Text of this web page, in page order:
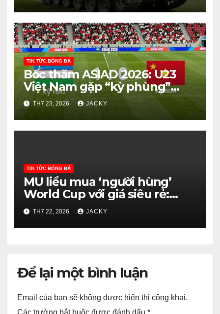
TIN TỨC BÓNG ĐÁ
Bốc thăm ASIAD 2026: U23
Việt Nam gặp “kỳ phùng”
Uzbekistan – Cơ hội vàng cho
tấm huy chương?
TH7 23, 2026 JACKY
TIN TỨC BÓNG ĐÁ
MU liều mua ‘người hùng’
World Cup với giá siêu rẻ:
Bước đi thông minh hay canh
bạc?
TH7 22, 2026 JACKY
Để lại một bình luận
Email của bạn sẽ không được hiển thị công khai.
Các trường bắt buộc được đánh dấu *